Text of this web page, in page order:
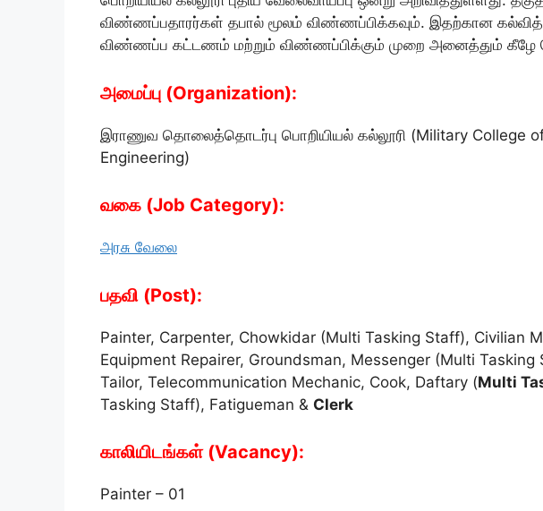
விண்ணப்பதாரர்கள் தபால் மூலம் விண்ணப்பிக்கவும். இதற்கான கல்வித்
விண்ணப்ப கட்டணம் மற்றும் விண்ணப்பிக்கும் முறை அனைத்தும் கீழே
அமைப்பு (Organization):
இராணுவ தொலைத்தொடர்பு பொறியியல் கல்லூரி (Military College
Engineering)
வகை (Job Category):
அரசு வேலை
பதவி (Post):
Painter, Carpenter, Chowkidar (Multi Tasking Staff), Civilian
Equipment Repairer, Groundsman, Messenger (Multi Tasking
Tailor, Telecommunication Mechanic, Cook, Daftary (Multi
Tasking Staff), Fatigueman & Clerk
காலியிடங்கள் (Vacancy):
Painter – 01